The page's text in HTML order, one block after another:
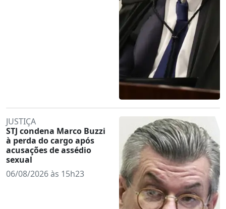
JUSTIÇA
STJ condena Marco Buzzi
à perda do cargo após
acusações de assédio
sexual
06/08/2026 às 15h23